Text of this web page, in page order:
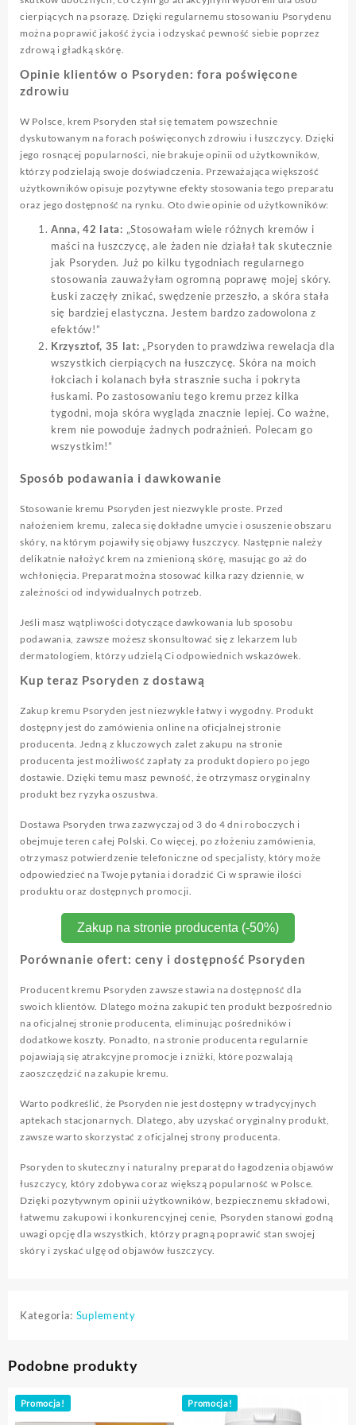
cierpiących na psorazę. Dzięki regularnemu stosowaniu Psorydenu
można poprawić jakość życia i odzyskać pewność siebie poprzez
zdrową i gładką skórę.
Opinie klientów o Psoryden: fora poświęcone
zdrowiu
W Polsce, krem Psoryden stał się tematem powszechnie
dyskutowanym na forach poświęconych zdrowiu i łuszczycy. Dzięki
jego rosnącej popularności, nie brakuje opinii od użytkowników,
którzy podzielają swoje doświadczenia. Przeważająca większość
użytkowników opisuje pozytywne efekty stosowania tego preparatu
oraz jego dostępność na rynku. Oto dwie opinie od użytkowników:
Anna, 42 lata: „Stosowałam wiele różnych kremów i
maści na łuszczycę, ale żaden nie działał tak skutecznie
jak Psoryden. Już po kilku tygodniach regularnego
stosowania zauważyłam ogromną poprawę mojej skóry.
Łuski zaczęły znikać, swędzenie przeszło, a skóra stała
się bardziej elastyczna. Jestem bardzo zadowolona z
efektów!”
Krzysztof, 35 lat: „Psoryden to prawdziwa rewelacja dla
wszystkich cierpiących na łuszczycę. Skóra na moich
łokciach i kolanach była strasznie sucha i pokryta
łuskami. Po zastosowaniu tego kremu przez kilka
tygodni, moja skóra wygląda znacznie lepiej. Co ważne,
krem nie powoduje żadnych podrażnień. Polecam go
wszystkim!”
Sposób podawania i dawkowanie
Stosowanie kremu Psoryden jest niezwykle proste. Przed
nałożeniem kremu, zaleca się dokładne umycie i osuszenie obszaru
skóry, na którym pojawiły się objawy łuszczycy. Następnie należy
delikatnie nałożyć krem na zmienioną skórę, masując go aż do
wchłonięcia. Preparat można stosować kilka razy dziennie, w
zależności od indywidualnych potrzeb.
Jeśli masz wątpliwości dotyczące dawkowania lub sposobu
podawania, zawsze możesz skonsultować się z lekarzem lub
dermatologiem, którzy udzielą Ci odpowiednich wskazówek.
Kup teraz Psoryden z dostawą
Zakup kremu Psoryden jest niezwykle łatwy i wygodny. Produkt
dostępny jest do zamówienia online na oficjalnej stronie
producenta. Jedną z kluczowych zalet zakupu na stronie
producenta jest możliwość zapłaty za produkt dopiero po jego
dostawie. Dzięki temu masz pewność, że otrzymasz oryginalny
produkt bez ryzyka oszustwa.
Dostawa Psoryden trwa zazwyczaj od 3 do 4 dni roboczych i
obejmuje teren całej Polski. Co więcej, po złożeniu zamówienia,
otrzymasz potwierdzenie telefoniczne od specjalisty, który może
odpowiedzieć na Twoje pytania i doradzić Ci w sprawie ilości
produktu oraz dostępnych promocji.
Zakup na stronie producenta (-50%)
Porównanie ofert: ceny i dostępność Psoryden
Producent kremu Psoryden zawsze stawia na dostępność dla
swoich klientów. Dlatego można zakupić ten produkt bezpośrednio
na oficjalnej stronie producenta, eliminując pośredników i
dodatkowe koszty. Ponadto, na stronie producenta regularnie
pojawiają się atrakcyjne promocje i zniżki, które pozwalają
zaoszczędzić na zakupie kremu.
Warto podkreślić, że Psoryden nie jest dostępny w tradycyjnych
aptekach stacjonarnych. Dlatego, aby uzyskać oryginalny produkt,
zawsze warto skorzystać z oficjalnej strony producenta.
Psoryden to skuteczny i naturalny preparat do łagodzenia objawów
łuszczycy, który zdobywa coraz większą popularność w Polsce.
Dzięki pozytywnym opinii użytkowników, bezpiecznemu składowi,
łatwemu zakupowi i konkurencyjnej cenie, Psoryden stanowi godną
uwagi opcję dla wszystkich, którzy pragną poprawić stan swojej
skóry i zyskać ulgę od objawów łuszczycy.
Kategoria: Suplementy
Podobne produkty
Promocja! Promocja!